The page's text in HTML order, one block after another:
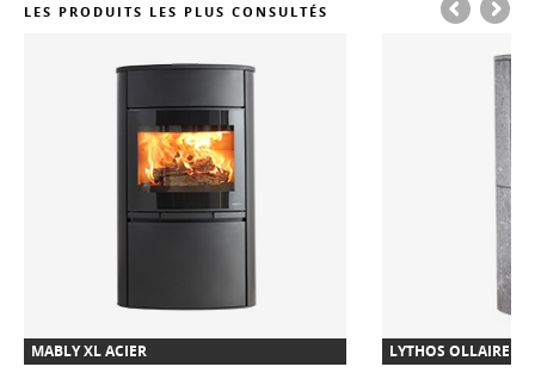
LES PRODUITS LES PLUS CONSULTÉS
MABLY XL ACIER LYTHOS OLLAIRE